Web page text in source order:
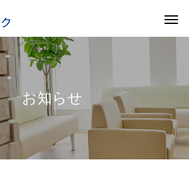
お知らせ